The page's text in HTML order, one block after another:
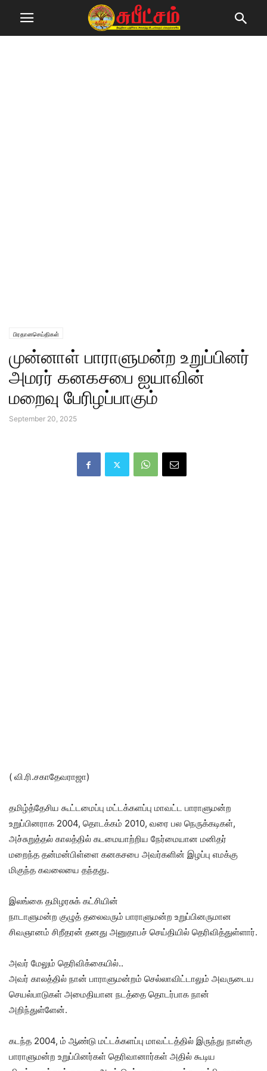
பிரதானசெய்திகள்
முன்னாள் பாராளுமன்ற உறுப்பினர்
அமரர் கனகசபை ஐயாவின்
மறைவு பேரிழப்பாகும்
September 20, 2025
( வி.ரி.சகாதேவராஜா)
தமிழ்த்தேசிய கூட்டமைப்பு மட்டக்களப்பு மாவட்ட பாராளுமன்ற
உறுப்பினராக 2004, தொடக்கம் 2010, வரை பல நெருக்கடிகள்,
அச்சுறுத்தல் காலத்தில் கடமையாற்றிய நேர்மையான மனிதர்
மறைந்த தன்மன்பிள்ளை கனகசபை அவர்களின் இழப்பு எமக்கு
மிகுந்த கவலையை தந்தது.
இலங்கை தமிழரசுக் கட்சியின்
நாடாளுமன்ற குழுத் தலைவரும் பாராளுமன்ற உறுப்பினருமான
சிவஞானம் சிறீதரன் தனது அனுதாபச் செய்தியில் தெரிவித்துள்ளார்.
அவர் மேலும் தெரிவிக்கையில்..
அவர் காலத்தில் நான் பாராளுமன்றம் செல்லாவிட்டாலும் அவருடைய
செயல்பாடுகள் அமைதியான நடத்தை தொடர்பாக நான்
அறிந்துள்ளேன்.
கடந்த 2004, ம் ஆண்டு மட்டக்களப்பு மாவட்டத்தில் இருந்து நான்கு
பாராளுமன்ற உறுப்பினர்கள் தெரிவானார்கள் அதில் கூடிய